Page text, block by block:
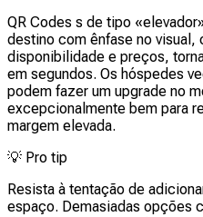
QR Codes s de tipo
destino com ênfase no visual,
disponibilidade e preços,
em segundos. Os hóspedes
podem fazer um upgrade no
excepcionalmente bem para
margem elevada.
💡 Pro tip
Resista à tentação de
espaço. Demasiadas opções